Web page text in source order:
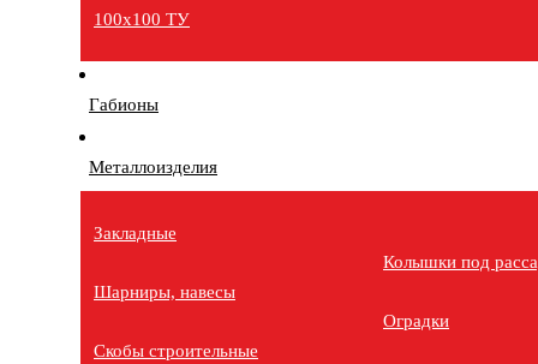
100х100 ТУ
Габионы
Металлоизделия
Закладные
Шарниры, навесы
Скобы строительные
Колышки под
Оградки